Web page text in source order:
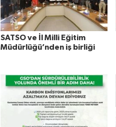
SATSO ve İl Milli Eğitim
Müdürlüğü’nden iş birliği